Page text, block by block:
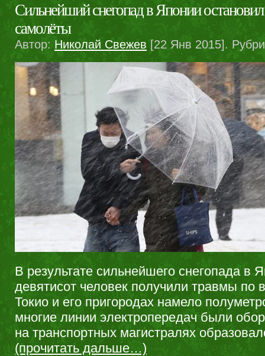
Сильнейший снегопад в Японии остановил
самолёты
Автор: Николай Свежев [22 Янв 2015].
В результате сильнейшего снегопада в
девятисот человек получили травмы по
Токио и его пригородах намело
многие линии электропередач были
на транспортных магистралях
(прочитать дальше…)